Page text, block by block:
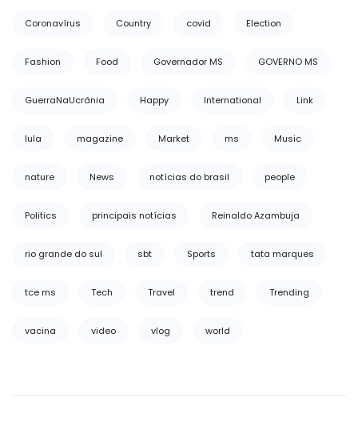
Coronavírus Country covid Election
Fashion Food Governador MS GOVERNO MS
GuerraNaUcrânia Happy International Link
lula magazine Market ms Music
nature News notícias do brasil people
Politics principais notícias Reinaldo Azambuja
rio grande do sul sbt Sports tata marques
tce ms Tech Travel trend Trending
vacina video vlog world